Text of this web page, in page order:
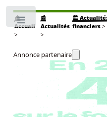
🏠
Accueil
>
📰
Actualités
>
🏛️
financiers >
Annonce partenaire
Toggle